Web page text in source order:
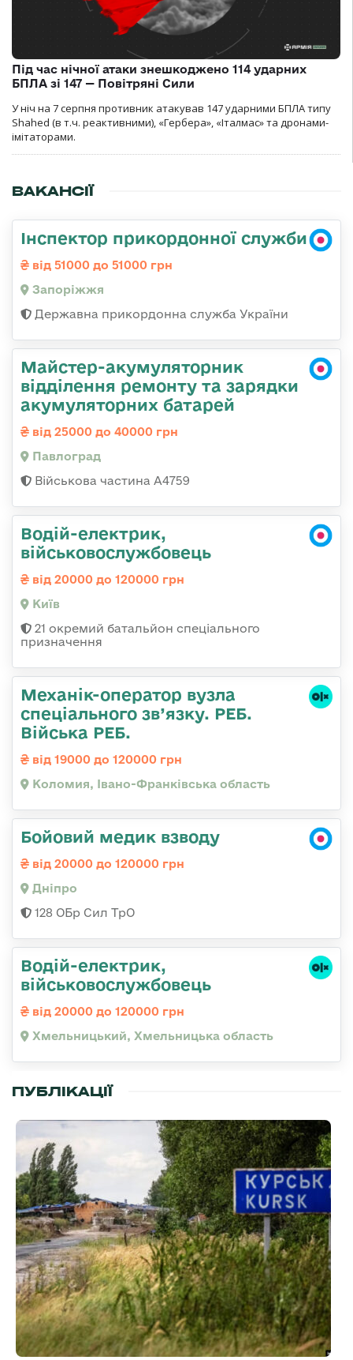
Під час нічної атаки знешкоджено 114 ударних
БПЛА зі 147 — Повітряні Сили
У ніч на 7 серпня противник атакував 147 ударними БПЛА типу
Shahed (в т.ч. реактивними), «Гербера», «Італмас» та дронами-
імітаторами.
ВАКАНСІЇ
Інспектор прикордонної служби
від 51000 до 51000 грн
Запоріжжя
Державна прикордонна служба України
Майстер-акумуляторник
відділення ремонту та зарядки
акумуляторних батарей
від 25000 до 40000 грн
Павлоград
Військова частина А4759
Водій-електрик,
військовослужбовець
від 20000 до 120000 грн
Київ
21 окремий батальйон спеціального
призначення
Механік-оператор вузла
спеціального зв’язку. РЕБ.
Війська РЕБ.
від 19000 до 120000 грн
Коломия, Івано-Франківська область
Бойовий медик взводу
від 20000 до 120000 грн
Дніпро
128 ОБр Сил ТрО
Водій-електрик,
військовослужбовець
від 20000 до 120000 грн
Хмельницький, Хмельницька область
ПУБЛІКАЦІЇ